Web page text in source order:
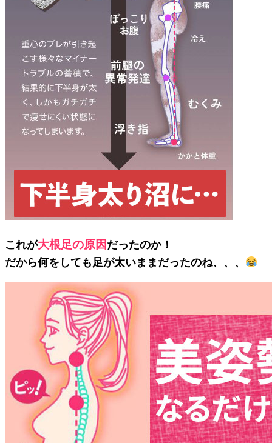
これが大根足の原因 だったのか！
だから何をしても足が太いままだったのね、、、